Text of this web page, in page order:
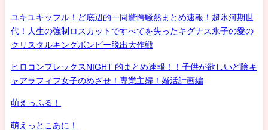
ユキユキッフル！ど底辺的一同驚愕騒然まとめ速報！超氷河期世
代！人生の強制ロスカットですべてを失ったキグナス氷子の愛の
クリスタルキングボンビー脱出大作戦
ヒロコンプレックスNIGHT 的まとめ速報！！子供が欲しいど陰キ
ャアラフィフ女子のめざせ！専業主婦！婚活計画編
萌えっふる！
萌えっとこあに！